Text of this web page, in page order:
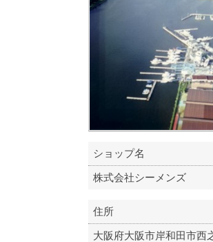
ショップ名
株式会社シーメンズ
住所
大阪府大阪市岸和田市西